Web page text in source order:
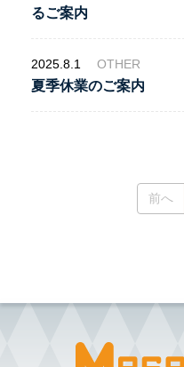
るご案内
2025.8.1 OTHER
夏季休業のご案内
前へ